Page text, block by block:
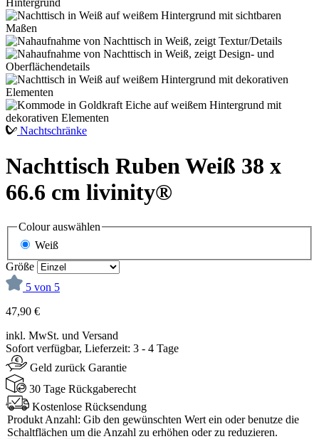
Nachtschränke
Nachttisch Ruben Weiß 38 x
66.6 cm livinity®
Colourauswählen
Weiß
Größe
5 von 5
47,90 €
inkl. MwSt. und Versand
Sofort verfügbar, Lieferzeit: 3 - 4 Tage
Geld zurück Garantie
30 Tage Rückgaberecht
Kostenlose Rücksendung
Produkt Anzahl: Gib den gewünschten Wert ein oder benutze die
Schaltflächen um die Anzahl zu erhöhen oder zu reduzieren.